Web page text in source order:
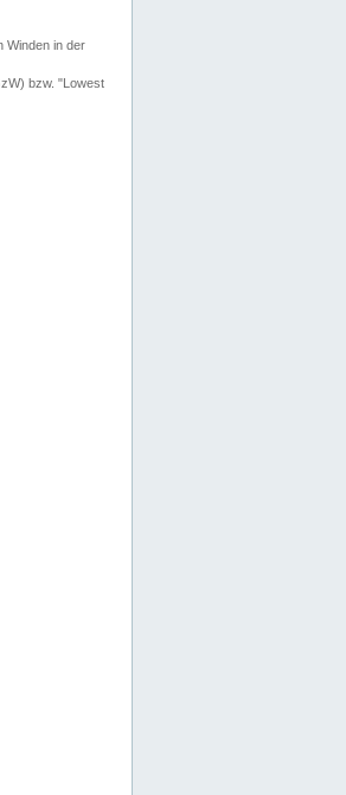
Winden in der
bzw. "Lowest